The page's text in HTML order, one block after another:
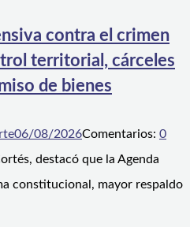
contra el crimen
territorial, cárceles
de bienes
06/08/2026Comentarios: 0
destacó que la Agenda
constitucional, mayor respaldo